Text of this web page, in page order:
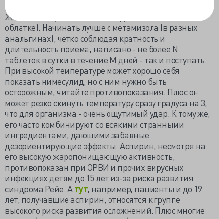
уже говорилось, бьет по печени, второй - по слизистой
ЖКТ (поэтому таблетки с ним должны быть в
облатке). Начинать лучше с метамизола (в разных
анальгинах), четко соблюдая кратность и
длительность приема, написано - не более N
таблеток в сутки в течение M дней - так и поступать.
При высокой температуре может хорошо себя
показать нимесулид, но с ним нужно быть
осторожным, читайте противопоказания. Плюс он
может резко скинуть температуру сразу градуса на 3,
что для организма - очень ощутимый удар. К тому же,
его часто комбинируют со всякими странными
ингредиентами, дающими забавные
дезориентирующие эффекты. Аспирин, несмотря на
его высокую жаропонищающую активность,
противопоказан при ОРВИ и прочих вирусных
инфекциях детям до 15 лет из-за риска развития
синдрома Рейе. Атут, например, пациенты и до 19
лет, получавшие аспирин, относятся к группе
высокого риска развития осложнений. Плюс многие